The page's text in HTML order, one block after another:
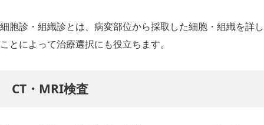
細胞診・組織診とは、病変部位から採取した細胞・組織を詳
ことによって治療選択にも役立ちます。
CT・MRI検査